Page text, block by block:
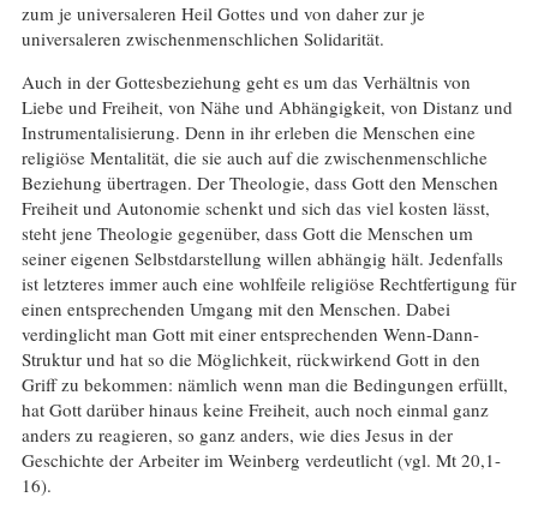
zum je universaleren Heil Gottes und von daher zur je
universaleren zwischenmenschlichen Solidarität.
Auch in der Gottesbeziehung geht es um das Verhältnis von
Liebe und Freiheit, von Nähe und Abhängigkeit, von Distanz und
Instrumentalisierung. Denn in ihr erleben die Menschen eine
religiöse Mentalität, die sie auch auf die zwischenmenschliche
Beziehung übertragen. Der Theologie, dass Gott den Menschen
Freiheit und Autonomie schenkt und sich das viel kosten lässt,
steht jene Theologie gegenüber, dass Gott die Menschen um
seiner eigenen Selbstdarstellung willen abhängig hält. Jedenfalls
ist letzteres immer auch eine wohlfeile religiöse Rechtfertigung für
einen entsprechenden Umgang mit den Menschen. Dabei
verdinglicht man Gott mit einer entsprechenden Wenn-Dann-
Struktur und hat so die Möglichkeit, rückwirkend Gott in den
Griff zu bekommen: nämlich wenn man die Bedingungen erfüllt,
hat Gott darüber hinaus keine Freiheit, auch noch einmal ganz
anders zu reagieren, so ganz anders, wie dies Jesus in der
Geschichte der Arbeiter im Weinberg verdeutlicht (vgl. Mt 20,1-
16).